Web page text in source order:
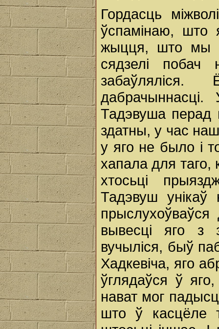
Гордасць
ўспамінаю, што
жыцця, што мы
сядзелі
Тадэвуша перад
здатны, у час
у яго не было i
хапала для таго,
хтосьці
Тадэвуш
вывесці яго з
вучыліся, быў
Хадкевіча, яго
ўглядаўся ў
нават мог
што ў касцёле